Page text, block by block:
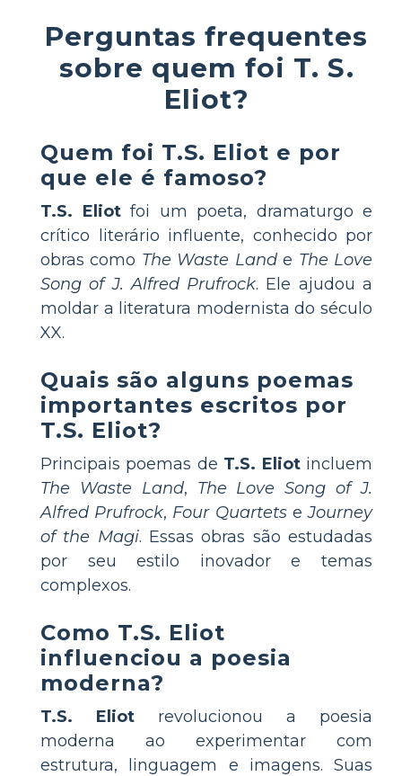
Perguntas frequentes
sobre quem foi T. S.
Eliot?
Quem foi T.S. Eliot e por
que ele é famoso?
T.S. Eliotfoi um poeta, dramaturgo e
crítico literário influente, conhecido por
obras como The Waste Lande The Love
Song of J. Alfred Prufrock. Ele ajudou a
moldar a literatura modernista do século
XX.
Quais são alguns poemas
importantes escritos por
T.S. Eliot?
Principais poemas de T.S. Eliotincluem
The Waste Land, The Love Song of J.
Alfred Prufrock, Four QuartetseJourney
of the Magi. Essas obras são estudadas
por seu estilo inovador e temas
complexos.
Como T.S. Eliot
influenciou a poesia
moderna?
T.S. Eliot revolucionou a poesia
moderna ao experimentar com
estrutura, linguagem e imagens. Suas